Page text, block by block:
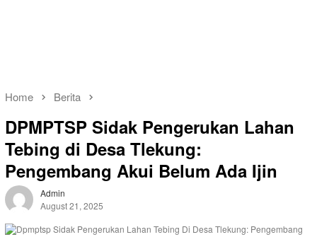
Home Berita
DPMPTSP Sidak Pengerukan Lahan
Tebing di Desa Tlekung:
Pengembang Akui Belum Ada Ijin
Admin
August 21, 2025